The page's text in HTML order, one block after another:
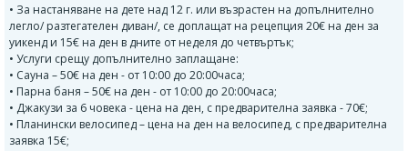
• За настаняване на дете над 12 г. или възрастен на допълнително
легло/ разтегателен диван/, се доплащат на рецепция 20€ на ден за
уикенд и 15€ на ден в дните от неделя до четвъртък;
• Услуги срещу допълнително заплащане:
• Сауна – 50€ на ден - от 10:00 до 20:00часа;
• Парна баня – 50€ на ден - от 10:00 до 20:00часа;
• Джакузи за 6 човека - цена на ден, с предварителна заявка - 70€;
• Планински велосипед – цена на ден на велосипед, с предварителна
заявка 15€;